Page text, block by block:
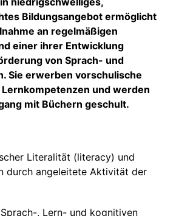
Bildungsangebot ermöglicht
an regelmäßigen
einer ihrer Entwicklung
von Sprach- und
Sie erwerben vorschulische
und werden
mit Büchern geschult.
Literalität (literacy) und
durch angeleitete Aktivität der
, Lern- und kognitiven